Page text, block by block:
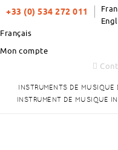
+33 (0) 534 272 011
Français
Mon compte
INSTRUMENTS DE
INSTRUMENT DE MUSIQUE